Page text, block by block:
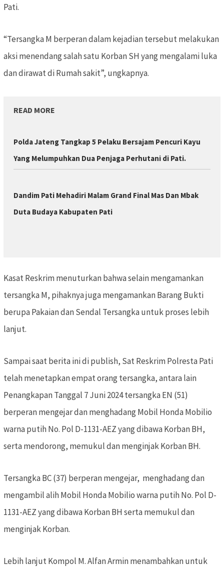
Pati.
“Tersangka M berperan dalam kejadian tersebut melakukan
aksi menendang salah satu Korban SH yang mengalami luka
dan dirawat di Rumah sakit”, ungkapnya.
READ MORE
Polda Jateng Tangkap 5 Pelaku Bersajam Pencuri Kayu
Yang Melumpuhkan Dua Penjaga Perhutani di Pati.
Dandim Pati Mehadiri Malam Grand Final Mas Dan Mbak
Duta Budaya Kabupaten Pati
Kasat Reskrim menuturkan bahwa selain mengamankan
tersangka M, pihaknya juga mengamankan Barang Bukti
berupa Pakaian dan Sendal Tersangka untuk proses lebih
lanjut.
Sampai saat berita ini di publish, Sat Reskrim Polresta Pati
telah menetapkan empat orang tersangka, antara lain
Penangkapan Tanggal 7 Juni 2024 tersangka EN (51)
berperan mengejar dan menghadang Mobil Honda Mobilio
warna putih No. Pol D-1131-AEZ yang dibawa Korban BH,
serta mendorong, memukul dan menginjak Korban BH.
Tersangka BC (37) berperan mengejar, menghadang dan
mengambil alih Mobil Honda Mobilio warna putih No. Pol D-
1131-AEZ yang dibawa Korban BH serta memukul dan
menginjak Korban.
Lebih lanjut Kompol M. Alfan Armin menambahkan untuk